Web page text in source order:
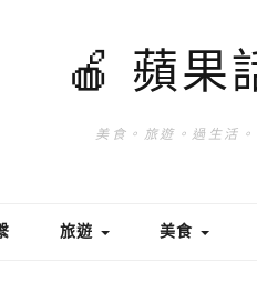
🍎 蘋果
美食。旅遊。過生活
旅遊 美食